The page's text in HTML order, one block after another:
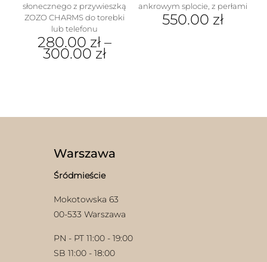
słonecznego z przywieszką
ZOZO CHARMS do torebki
lub telefonu
280.00 zł–
300.00 zł
na
stronie
produktu
ankrowym splocie, z perłami
550.00 zł
Warszawa
Śródmieście
Mokotowska 63
00-533 Warszawa
PN - PT 11:00 - 19:00
SB 11:00 - 18:00